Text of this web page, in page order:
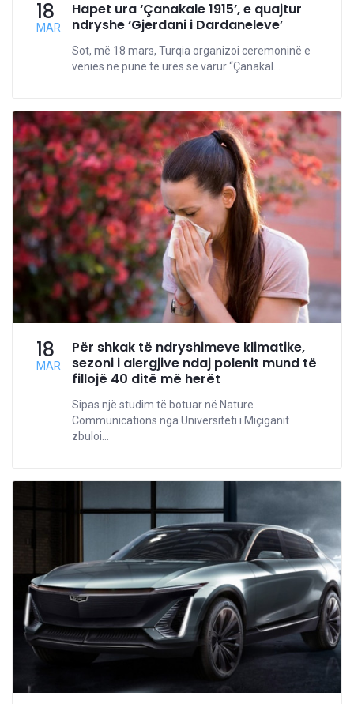
18
MAR
Hapet ura ‘Çanakale 1915’, e quajtur
ndryshe ‘Gjerdani i Dardaneleve’
Sot, më 18 mars, Turqia organizoi ceremoninë e
vënies në punë të urës së varur “Çanakal...
18
MAR
Për shkak të ndryshimeve klimatike,
sezoni i alergjive ndaj polenit mund të
fillojë 40 ditë më herët
Sipas një studim të botuar në Nature
Communications nga Universiteti i Miçiganit
zbuloi...